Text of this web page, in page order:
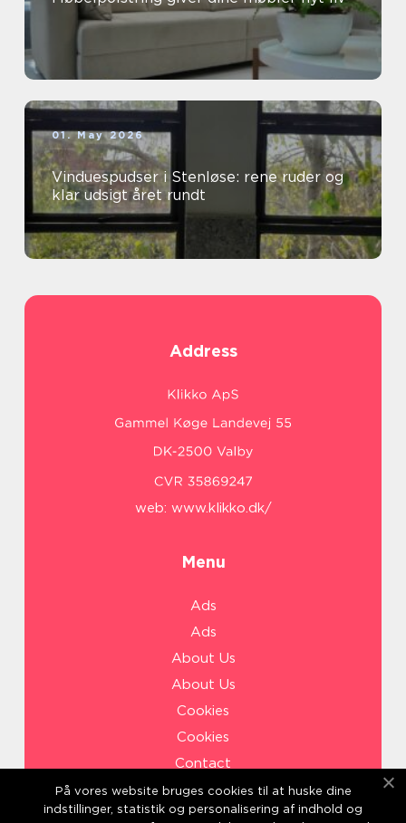
01. May 2026
Vinduespudser i Stenløse: rene ruder og
klar udsigt året rundt
Address
web: www.klikko.dk/
Menu
Ads
Ads
About Us
About Us
Cookies
Cookies
Contact
Contact
Sitemap
På vores website bruges cookies til at huske dine
indstillinger, statistik og personalisering af indhold og